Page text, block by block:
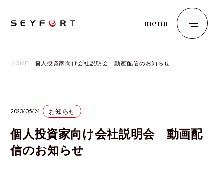
menu
HOME | 個人投資家向け会社説明会 動画配信のお知らせ
2023/05/24 お知らせ
個人投資家向け会社説明会 動画配
信のお知らせ